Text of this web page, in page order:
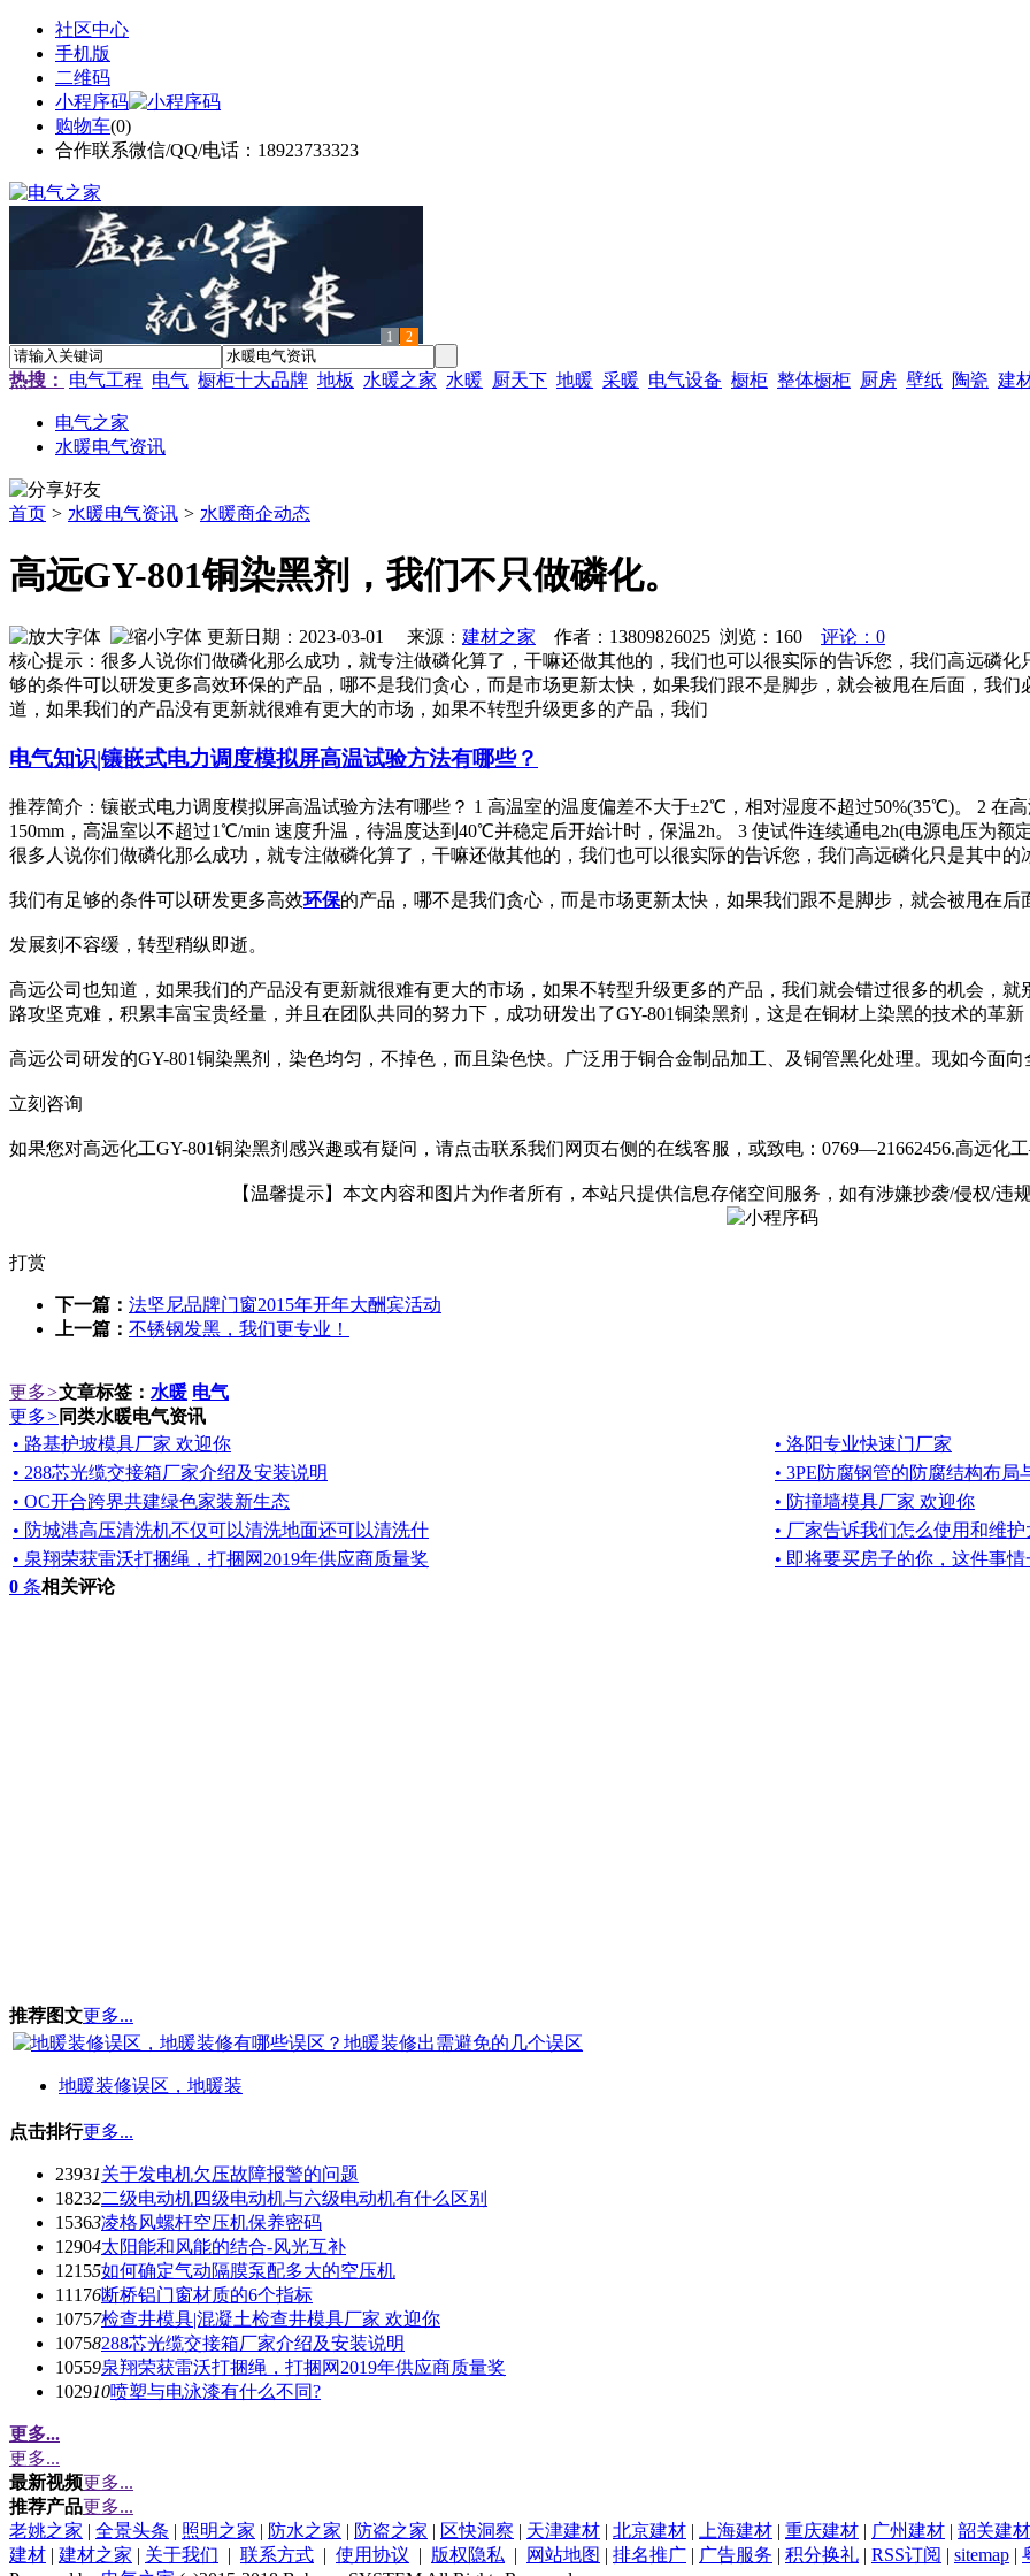
社区中心
手机版
二维码
小程序码
购物车(0)
合作联系微信/QQ/电话：18923733323
1 2
热搜： 电气工程 电气 橱柜十大品牌 地板 水暖之家 水暖 厨天下 地暖 采暖 电气设备 橱柜 整体橱柜 厨房 壁纸 陶瓷 建
电气之家
水暖电气资讯
首页 > 水暖电气资讯 > 水暖商企动态
高远GY-801铜染黑剂，我们不只做磷化。
更新日期：2023-03-01 来源： 建材之家 作者：13809826025 浏览： 160
评论：0
核心提示：很多人说你们做磷化那么成功，就专注做磷化算了，干嘛还做其他的，我们也可以很实际的告诉您，我们高远磷
够的条件可以研发更多高效环保的产品，哪不是我们贪心，而是市场更新太快，如果我们跟不是脚步，就会被甩在后面，我
道，如果我们的产品没有更新就很难有更大的市场，如果不转型升级更多的产品，我们
电气知识|镶嵌式电力调度模拟屏高温试验方法有哪些？
推荐简介：镶嵌式电力调度模拟屏高温试验方法有哪些？ 1 高温室的温度偏差不大于±2℃，相对湿度不超过50%(35℃)。 2 在
150mm，高温室以不超过1℃/min 速度升温，待温度达到40℃并稳定后开始计时，保温2h。 3 使试件连续通电2h(电源电压为额
很多人说你们做磷化那么成功，就专注做磷化算了，干嘛还做其他的，我们也可以很实际的告诉您，我们高远磷化只是其中的
我们有足够的条件可以研发更多高效环保的产品，哪不是我们贪心，而是市场更新太快，如果我们跟不是脚步，就会被甩在后
发展刻不容缓，转型稍纵即逝。
高远公司也知道，如果我们的产品没有更新就很难有更大的市场，如果不转型升级更多的产品，我们就会错过很多的机会，
路攻坚克难，积累丰富宝贵经量，并且在团队共同的努力下，成功研发出了GY-801铜染黑剂，这是在铜材上染黑的技术的革
高远公司研发的GY-801铜染黑剂，染色均匀，不掉色，而且染色快。广泛用于铜合金制品加工、及铜管黑化处理。现如今面向
立刻咨询
如果您对高远化工GY-801铜染黑剂感兴趣或有疑问，请点击联系我们网页右侧的在线客服，或致电：0769—21662456.高远化
【温馨提示】本文内容和图片为作者所有，本站只提供信息存储空间服务，如有涉嫌抄袭/侵权/违
打赏
下一篇： 法坚尼品牌门窗2015年开年大酬宾活动
上一篇： 不锈钢发黑，我们更专业！
更多>文章标签： 水暖 电气
更多> 同类水暖电气资讯
• 路基护坡模具厂家 欢迎你
• 洛阳专业快速门厂家
• 288芯光缆交接箱厂家介绍及安装说明
• 3PE防腐钢管的防腐结构布局
• OC开合跨界共建绿色家装新生态
• 防撞墙模具厂家 欢迎你
• 防城港高压清洗机不仅可以清洗地面还可以清洗什
• 厂家告诉我们怎么使用和维
• 泉翔荣获雷沃打捆绳，打捆网2019年供应商质量奖
• 即将要买房子的你，这件事
0 条相关评论
推荐图文更多...
地暖装修误区，地暖装
点击排行更多...
23931关于发电机欠压故障报警的问题
18232二级电动机四级电动机与六级电动机有什么区别
15363凌格风螺杆空压机保养密码
12904太阳能和风能的结合-风光互补
12155如何确定气动隔膜泵配多大的空压机
11176断桥铝门窗材质的6个指标
10757检查井模具|混凝土检查井模具厂家 欢迎你
10758288芯光缆交接箱厂家介绍及安装说明
10559泉翔荣获雷沃打捆绳，打捆网2019年供应商质量奖
102910喷塑与电泳漆有什么不同?
更多...
更多...
最新视频更多...
推荐产品更多...
老姚之家 | 全景头条 | 照明之家 | 防水之家 | 防盗之家 | 区快洞察 | 天津建材 | 北京建材 | 上海建材 | 重庆建材 | 广州建材 | 韶关建材
建材 | 建材之家 | 关于我们 | 联系方式 | 使用协议 | 版权隐私 | 网站地图 | 排名推广 | 广告服务 | 积分换礼 | RSS订阅 | sitemap |